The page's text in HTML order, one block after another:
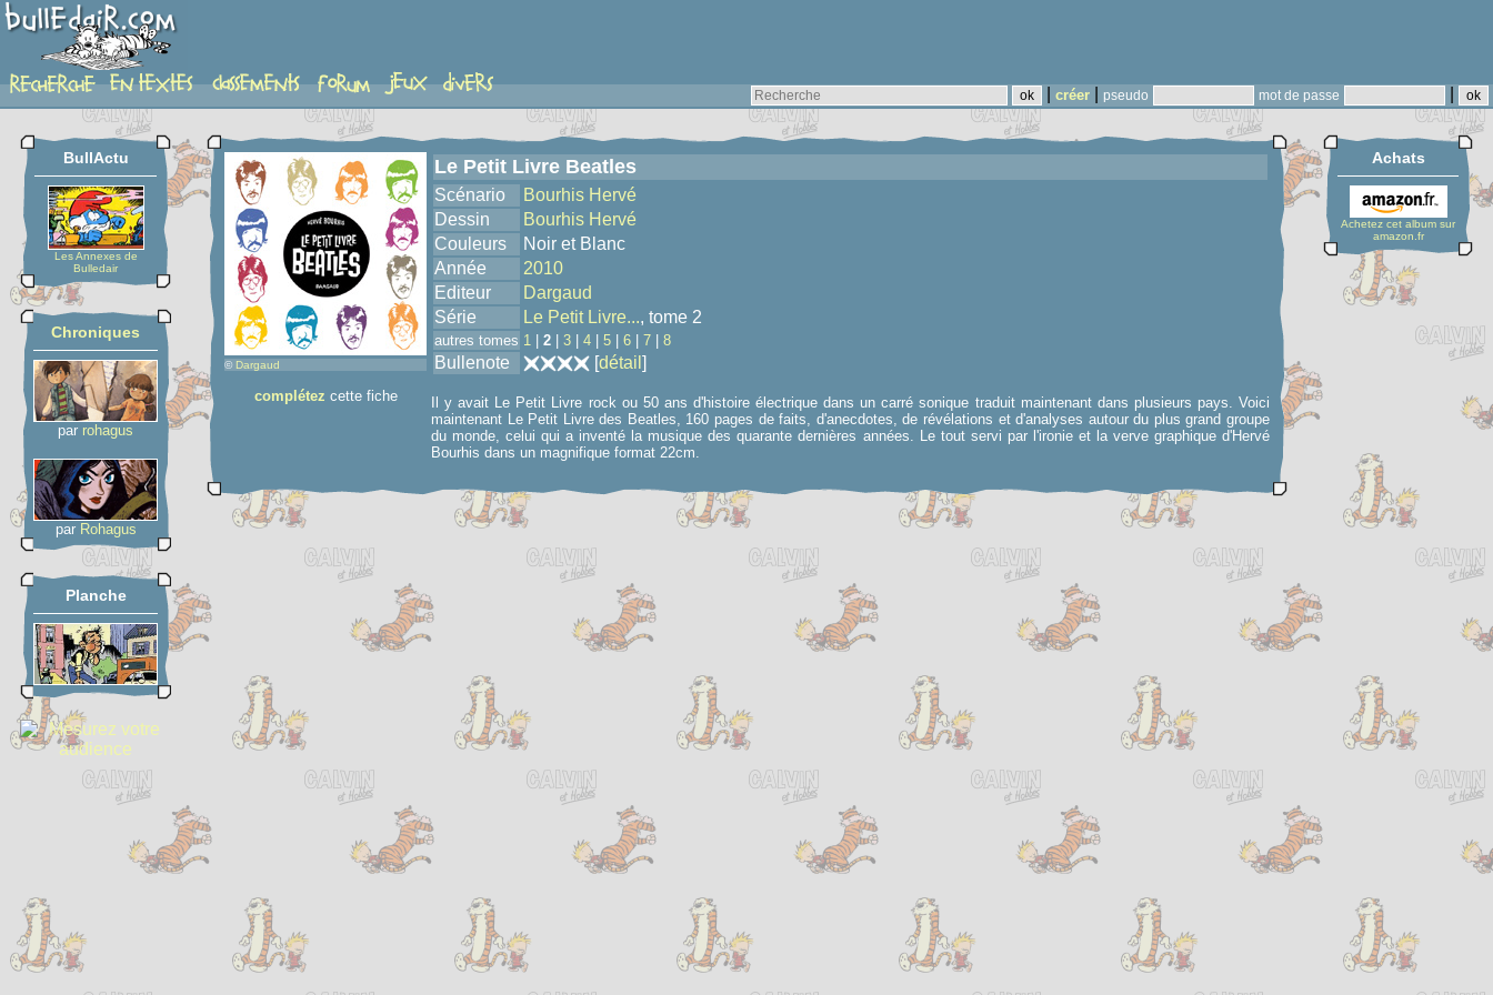
créer pseudo mot de passe
album
BullActu
Les Annexes de
Bulledair
Chroniques
par rohagus
par Rohagus
Planche
© Dargaud
complétez cette fiche
Le Petit Livre Beatles
Scénario
Bourhis Hervé
Dessin
Bourhis Hervé
Couleurs
Noir et Blanc
Année
2010
Editeur
Dargaud
Série
Le Petit Livre..., tome 2
autres tomes 1 2 3 4 5 6 7 8
Bullenote [détail ]
Il y avait Le Petit Livre rock ou 50 ans d'histoire électrique dans un carré sonique traduit maintenant dans plusieurs pays. Voici
maintenant Le Petit Livre des Beatles, 160 pages de faits, d'anecdotes, de révélations et d'analyses autour du plus grand groupe
du monde, celui qui a inventé la musique des quarante dernières années. Le tout servi par l'ironie et la verve graphique d'Hervé
Bourhis dans un magnifique format 22cm.
Achats
Achetez cet album sur
amazon.fr